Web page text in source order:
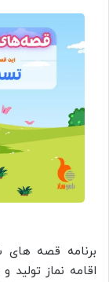
برنامه قصه های
اقامه نماز